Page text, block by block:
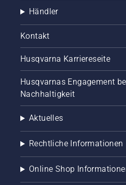
Händler
Kontakt
Husqvarna Karriereseite
Husqvarnas Engagement
Nachhaltigkeit
Aktuelles
Rechtliche Informationen
Online Shop